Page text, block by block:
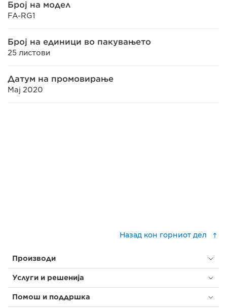
Број на модел
FA-RG1
Број на единици во пакувањето
25 листови
Датум на промовирање
Мај 2020
Назад кон горниот дел
Производи
Услуги и решенија
Помош и поддршка